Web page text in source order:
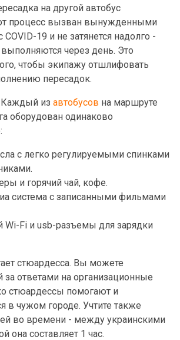
на другой автобус
процесс вызван вынужденными
19 и не затянется надолго -
через день. Это
чтобы экипажу отшлифовать
пересадок.
Каждый из автобусов на маршруте
оборудован одинаково
с легко регулируемыми спинками
и горячий чай, кофе.
система с записанными фильмами
Wi-Fi и usb-разъемы для зарядки
стюардесса. Вы можете
за ответами на организационные
стюардессы помогают и
в чужом городе. Учтите также
во времени - между украинскими
она составляет 1 час.